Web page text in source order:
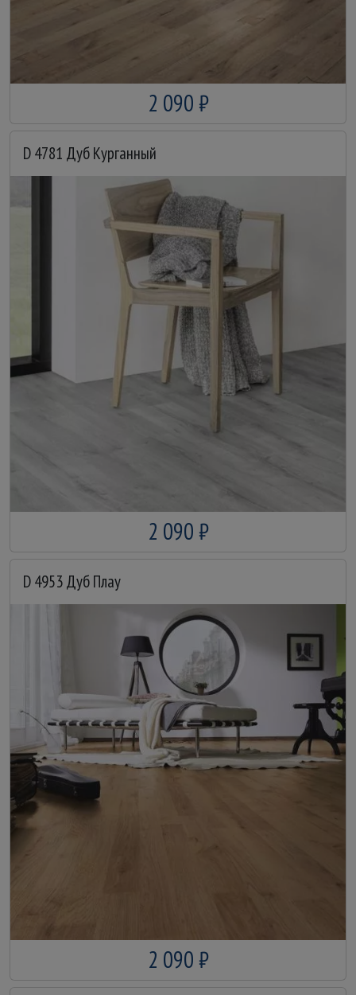
2 090 ₽
D 4781 Дуб Курганный
2 090 ₽
D 4953 Дуб Плау
2 090 ₽